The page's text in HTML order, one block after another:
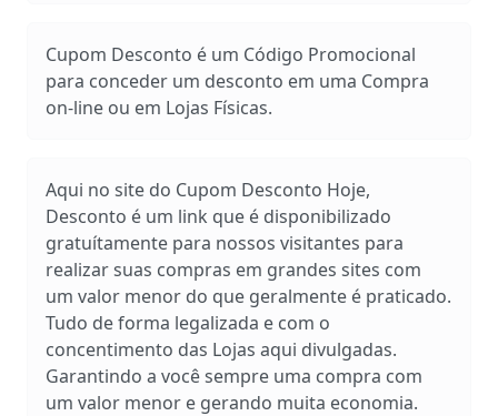
Cupom Desconto é um Código Promocional
para conceder um desconto em uma Compra
on-line ou em Lojas Físicas.
Aqui no site do Cupom Desconto Hoje,
Desconto é um link que é disponibilizado
gratuítamente para nossos visitantes para
realizar suas compras em grandes sites com
um valor menor do que geralmente é praticado.
Tudo de forma legalizada e com o
concentimento das Lojas aqui divulgadas.
Garantindo a você sempre uma compra com
um valor menor e gerando muita economia.